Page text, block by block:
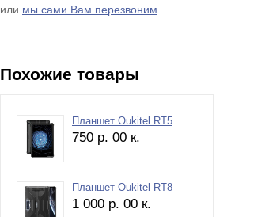
или мы сами Вам перезвоним
Похожие товары
Планшет Oukitel RT5
750 р. 00 к.
Планшет Oukitel RT8
1 000 р. 00 к.